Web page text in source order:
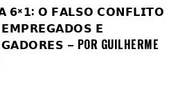
𝟲×𝟭: 𝗢 𝗙𝗔𝗟𝗦𝗢 𝗖𝗢𝗡𝗙𝗟𝗜𝗧𝗢
𝗘𝗠𝗣𝗥𝗘𝗚𝗔𝗗𝗢𝗦 𝗘
– POR GUILHERME